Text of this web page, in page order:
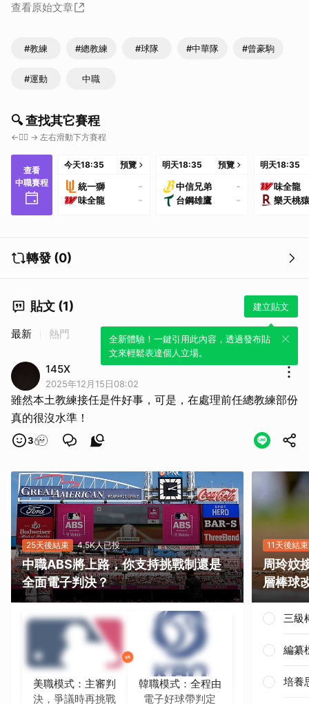
查看原始文章
#教練 #總教練 #球隊 #中華隊 #曾豪駒
#運動 中職
🔍 查找其它賽程
←👇🏼 → 左右滑動下方賽程
查看
中職賽程
今天18:35 預覽
統一獅 -
味全龍 -
明天18:35 預覽
中信兄弟 -
台鋼雄鷹 -
明天18:35
味全龍
樂天桃猿
轉發 (0)
貼文 (1) 建立貼文
全新體驗！一鍵引用此內容，透過發布貼
文來輕鬆表達個人立場。
最新 熱門
145X
2025年12月15日08:02
雖然本土教練接任是件好事，可是，在處理前任總教練部份
真的很沒水準！
3
25天後結束 4.5K人已投
中職ABS將上路，你支持挑戰制還是
全面電子判決？
美職模式：主審判
決，爭議時再挑戰
韓職模式：全程由
電子好球帶判定
11天後結束
周玲妏
層棒球
三級
編纂
培養